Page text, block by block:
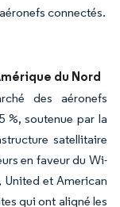
connectés.
du Nord
des aéronefs
%, soutenue par la
satellitaire
en faveur du Wi-
et American
qui ont aligné les